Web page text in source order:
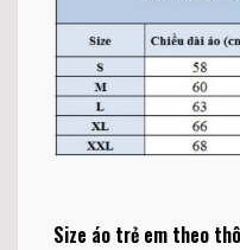
Size áo trẻ em theo